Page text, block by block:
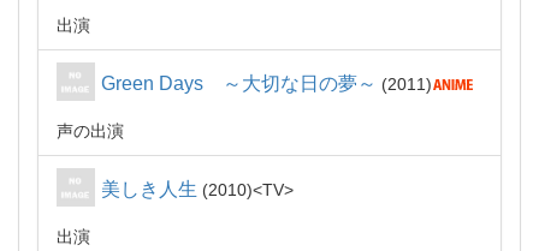
出演
Green Days ～大切な日の夢～ 2011
声の出演
美しき人生 2010 TV
出演